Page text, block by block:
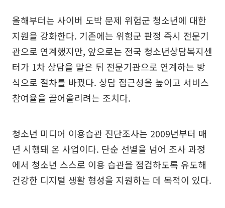
올해부터는 사이버 도박 문제 위험군 청소년에 대한
지원을 강화한다. 기존에는 위험군 판정 즉시 전문기
관으로 연계했지만, 앞으로는 전국 청소년상담복지센
터가 1차 상담을 맡은 뒤 전문기관으로 연계하는 방
식으로 절차를 바꿨다. 상담 접근성을 높이고 서비스
참여율을 끌어올리려는 조치다.
청소년 미디어 이용습관 진단조사는 2009년부터 매
년 시행돼 온 사업이다. 단순 선별을 넘어 조사 과정
에서 청소년 스스로 이용 습관을 점검하도록 유도해
건강한 디지털 생활 형성을 지원하는 데 목적이 있다.